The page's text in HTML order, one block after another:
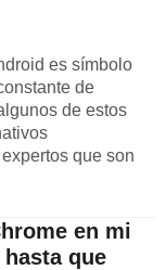
es símbolo
de
de estos
que son
en mi
que